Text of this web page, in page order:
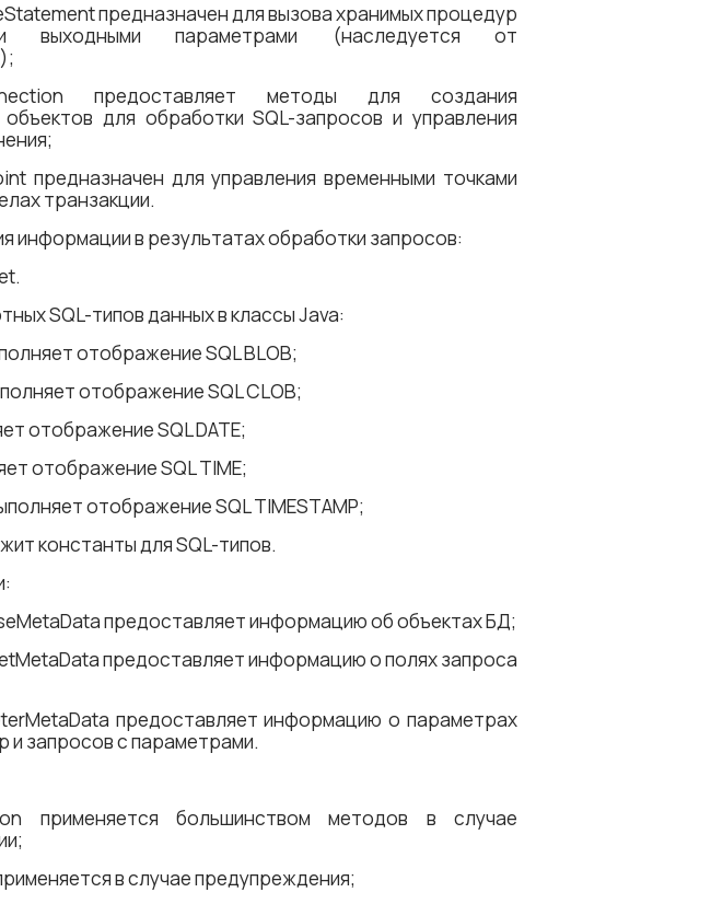
предназначен для вызова хранимых процедур
параметрами (наследуется от
предоставляет методы для создания
для обработки SQL-запросов и управления
предназначен для управления временными точками
транзакции.
информации в результатах обработки запросов:
SQL-типов данных в классы Java:
отображение SQL BLOB;
отображение SQL CLOB;
отображение SQL DATE;
отображение SQL TIME;
отображение SQL TIMESTAMP;
константы для SQL-типов.
предоставляет информацию об объектах БД;
предоставляет информацию о полях запроса
предоставляет информацию о параметрах
и запросов с параметрами.
применяется большинством методов в случае
в случае предупреждения;